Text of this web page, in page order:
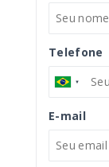
Telefone
E-mail